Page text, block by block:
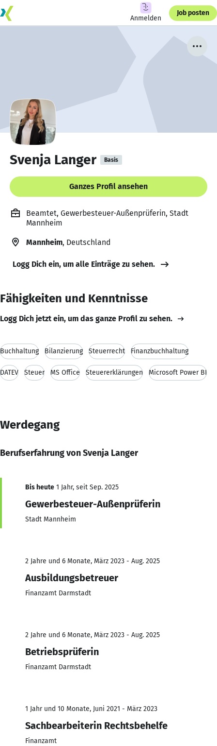
Anmelden
Job posten
Svenja Langer Basis
Ganzes Profil ansehen
Beamtet, Gewerbesteuer-Außenprüferin, Stadt
Mannheim
Mannheim, Deutschland
Logg Dich ein, um alle Einträge zu sehen.
Fähigkeiten und Kenntnisse
Logg Dich jetzt ein, um das ganze Profil zu sehen.
Buchhaltung Bilanzierung Steuerrecht Finanzbuchhaltung
DATEV Steuer MS Office Steuererklärungen Microsoft Power BI
Werdegang
Berufserfahrung von Svenja Langer
Bis heute 1 Jahr, seit Sep. 2025
Gewerbesteuer-Außenprüferin
Stadt Mannheim
2 Jahre und 6 Monate, März 2023 - Aug. 2025
Ausbildungsbetreuer
Finanzamt Darmstadt
2 Jahre und 6 Monate, März 2023 - Aug. 2025
Betriebsprüferin
Finanzamt Darmstadt
1 Jahr und 10 Monate, Juni 2021 - März 2023
Sachbearbeiterin Rechtsbehelfe
Finanzamt